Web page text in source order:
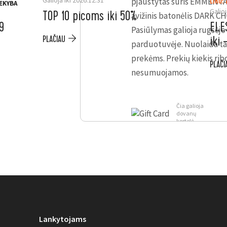
avižinis batonėlis DARK
Pasiūlymas galioja rugsėjo
parduotuvėje. Nuolaida
prekėms. Prekių kiekis
nesumuojamos.
Čia galioja
dovanų
kortelė
TOP 10 picoms iki 50%
PLAČIAU
iki
Lankytojams